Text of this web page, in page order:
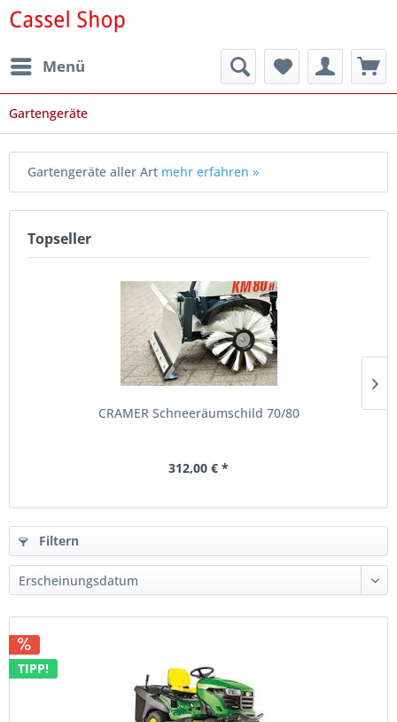
Menü
Gartengeräte
Gartengeräte aller Art mehr erfahren »
Topseller
CRAMER Schneeräumschild 70/80
312,00 € *
Filtern
TIPP!